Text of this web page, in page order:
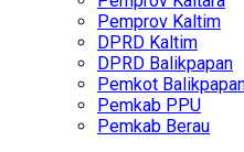
Pemprov Kaltim
DPRD Kaltim
DPRD Balikpapan
Pemkot
Pemkab PPU
Pemkab Berau